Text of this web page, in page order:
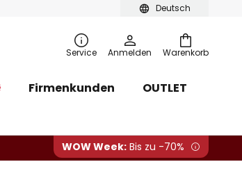
Deutsch
Warenkorb
Service Anmelden
Firmenkunden
OUTLET
WOW Week: Bis zu -70%